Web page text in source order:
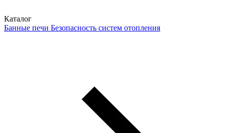
Каталог
Банные печи Безопасность систем отопления